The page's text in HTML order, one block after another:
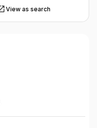
View as search